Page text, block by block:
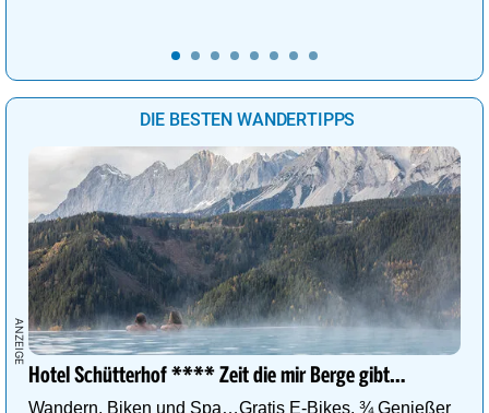
DIE BESTEN WANDERTIPPS
Hotel Schütterhof **** Zeit die mir Berge gibt…
Wandern, Biken und Spa…Gratis E-Bikes, ¾ Genießer